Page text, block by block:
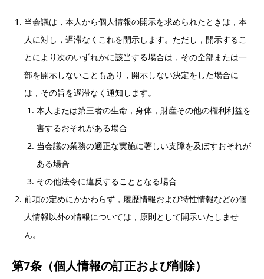
当会議は，本人から個人情報の開示を求められたときは，本
人に対し，遅滞なくこれを開示します。ただし，開示するこ
とにより次のいずれかに該当する場合は，その全部または一
部を開示しないこともあり，開示しない決定をした場合に
は，その旨を遅滞なく通知します。
本人または第三者の生命，身体，財産その他の権利利益を
害するおそれがある場合
当会議の業務の適正な実施に著しい支障を及ぼすおそれが
ある場合
その他法令に違反することとなる場合
前項の定めにかかわらず，履歴情報および特性情報などの個
人情報以外の情報については，原則として開示いたしませ
ん。
第7条（個人情報の訂正および削除）